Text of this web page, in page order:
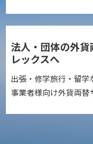
法人・団体の外
レックスへ
出張・修学旅行・留
事業者様向け外貨両替